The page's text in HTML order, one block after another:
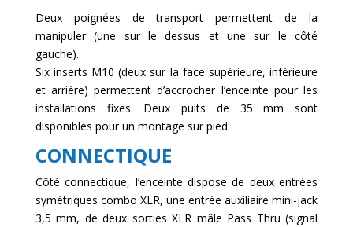
Deux poignées de transport permettent de la
manipuler (une sur le dessus et une sur le côté
gauche).
Six inserts M10 (deux sur la face supérieure, inférieure
et arrière) permettent d’accrocher l’enceinte pour les
installations fixes. Deux puits de 35 mm sont
disponibles pour un montage sur pied.
CONNECTIQUE
Côté connectique, l’enceinte dispose de deux entrées
symétriques combo XLR, une entrée auxiliaire mini-jack
3,5 mm, de deux sorties XLR mâle Pass Thru (signal